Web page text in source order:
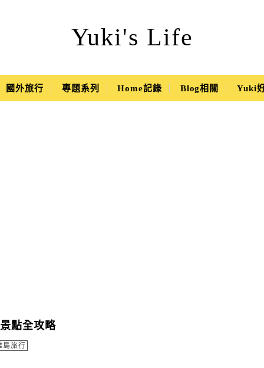
Yuki's Life
國外旅行 專題系列 Home記錄 Blog相關 Yuki
點全攻略
島旅行